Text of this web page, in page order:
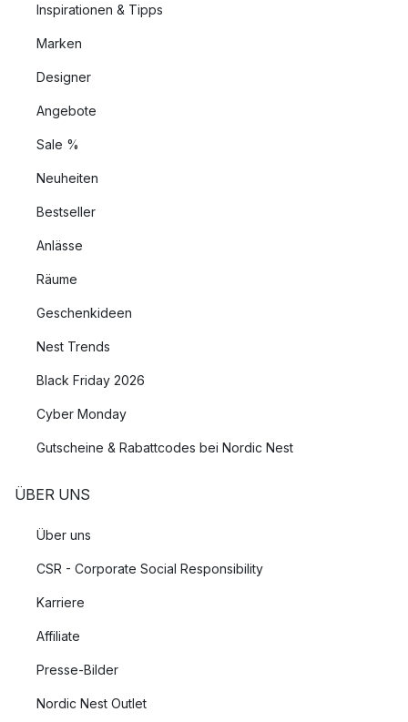
Inspirationen & Tipps
Marken
Designer
Angebote
Sale %
Neuheiten
Bestseller
Anlässe
Räume
Geschenkideen
Nest Trends
Black Friday 2026
Cyber Monday
Gutscheine & Rabattcodes bei Nordic Nest
ÜBER UNS
Über uns
CSR - Corporate Social Responsibility
Karriere
Affiliate
Presse-Bilder
Nordic Nest Outlet